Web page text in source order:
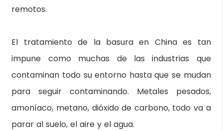
remotos.
El tratamiento de la basura en China es tan
impune como muchas de las industrias que
contaminan todo su entorno hasta que se mudan
para seguir contaminando. Metales pesados,
amoníaco, metano, dióxido de carbono, todo va a
parar al suelo, el aire y el agua.